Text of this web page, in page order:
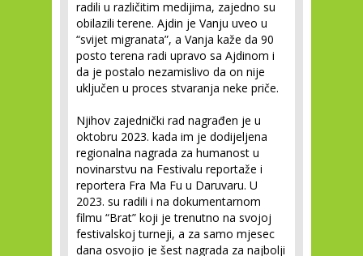
radili u različitim medijima, zajedno su
obilazili terene. Ajdin je Vanju uveo u
“svijet migranata”, a Vanja kaže da 90
posto terena radi upravo sa Ajdinom i
da je postalo nezamislivo da on nije
uključen u proces stvaranja neke priče.
Njihov zajednički rad nagrađen je u
oktobru 2023. kada im je dodijeljena
regionalna nagrada za humanost u
novinarstvu na Festivalu reportaže i
reportera Fra Ma Fu u Daruvaru. U
2023. su radili i na dokumentarnom
filmu “Brat” koji je trenutno na svojoj
festivalskoj turneji, a za samo mjesec
dana osvojio je šest nagrada za najbolji